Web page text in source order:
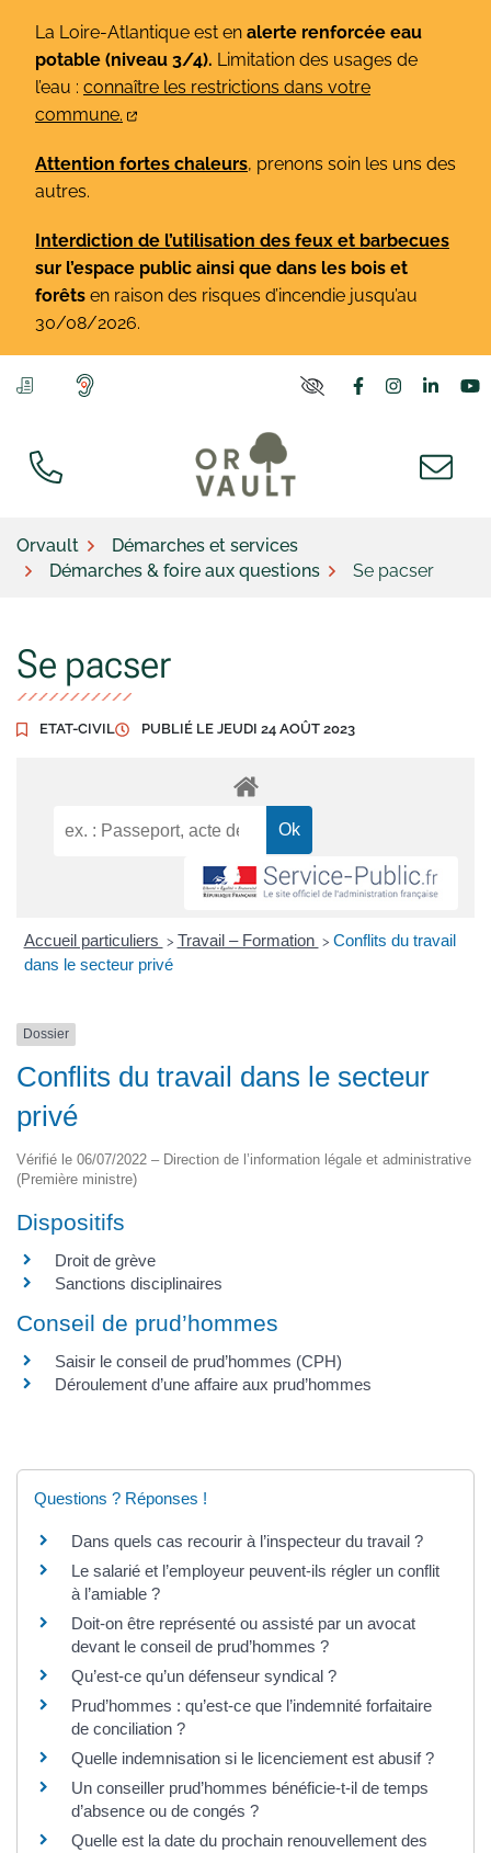
contenu
La Loire-Atlantique est en alerte renforcée eau
potable (niveau 3/4). Limitation des usages de
l’eau : connaître les restrictions dans votre
commune.
Attention fortes chaleurs, prenons soin les uns des
autres.
Interdiction de l’utilisation des feux et barbecues
sur l’espace public ainsi que dans les bois et
forêts en raison des risques d’incendie jusqu’au
30/08/2026.
Lien vers le
Lien vers
Lien
Orvault
Démarches et services
Démarches & foire aux questions
Se pacser
Se pacser
ETAT-CIVIL PUBLIÉ LE JEUDI 24 AOÛT 2023
Accueil particuliers > Travail – Formation > Conflits du travail
dans le secteur privé
Dossier
Conflits du travail dans le secteur
privé
Vérifié le 06/07/2022 – Direction de l’information légale et administrative
(Première ministre)
Dispositifs
Droit de grève
Sanctions disciplinaires
Conseil de prud’hommes
Saisir le conseil de prud’hommes (CPH)
Déroulement d’une affaire aux prud’hommes
Questions ? Réponses !
Dans quels cas recourir à l’inspecteur du travail ?
Le salarié et l’employeur peuvent-ils régler un conflit
à l’amiable ?
Doit-on être représenté ou assisté par un avocat
devant le conseil de prud’hommes ?
Qu’est-ce qu’un défenseur syndical ?
Prud’hommes : qu’est-ce que l’indemnité forfaitaire
de conciliation ?
Quelle indemnisation si le licenciement est abusif ?
Un conseiller prud’hommes bénéficie-t-il de temps
d’absence ou de congés ?
Quelle est la date du prochain renouvellement des